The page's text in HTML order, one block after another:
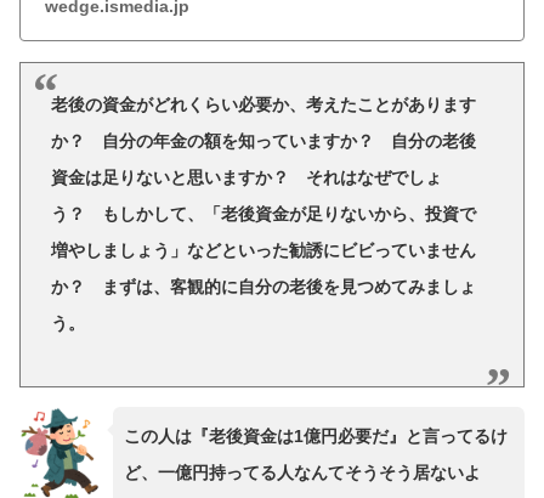
wedge.ismedia.jp
老後の資金がどれくらい必要か、考えたことがあります
か？ 自分の年金の額を知っていますか？ 自分の老後
資金は足りないと思いますか？ それはなぜでしょ
う？ もしかして、「老後資金が足りないから、投資で
増やしましょう」などといった勧誘にビビっていません
か？ まずは、客観的に自分の老後を見つめてみましょ
う。
この人は『老後資金は1億円必要だ』と言ってるけ
ど、一億円持ってる人なんてそうそう居ないよ